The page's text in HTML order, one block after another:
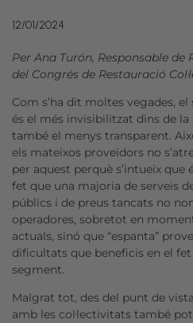
12/01/2024
Per Ana Turón, Responsable
del Congrés de Restauració
Com s’ha dit moltes vegades,
és el més invisibilitzat dins de
també el menys transparent.
els mateixos proveïdors no
per aquest perquè s’intueix que
fet que una majoria de serveis
públics i de preus tancats no
operadores, sobretot en
actuals, sinó que “espanta”
dificultats que beneficis en el
segment.
Malgrat tot, des del punt de
amb les col·lectivitats també